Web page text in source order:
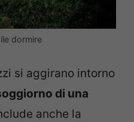
dormire
si aggirano intorno
di una
anche la